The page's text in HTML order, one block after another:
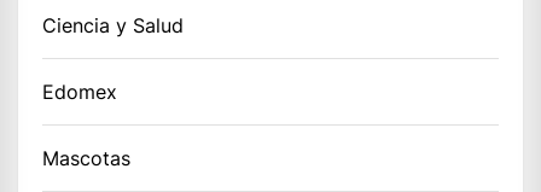
Ciencia y Salud
Edomex
Mascotas